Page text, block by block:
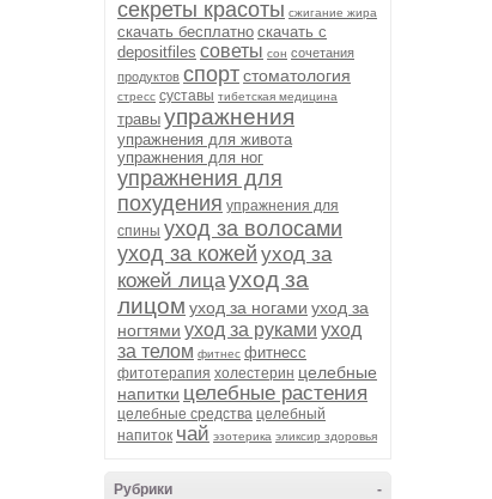
секреты красоты сжигание жира
скачать бесплатно скачать с
depositfiles советы сон сочетания
продуктов спортстоматология
стресс суставы тибетская медицина
травы упражнения
упражнения для живота
упражнения для ног
упражнения для
похудения упражнения для
спины уход за волосами
уход за кожей уход за
кожей лицауход за
лицом уход за ногами уход за
ногтями уход за руками уход
за телом фитнес фитнесс
фитотерапия холестерин целебные
напитки целебные растения
целебные средства целебный
напиток чай эзотерика эликсир здоровья
-
Рубрики